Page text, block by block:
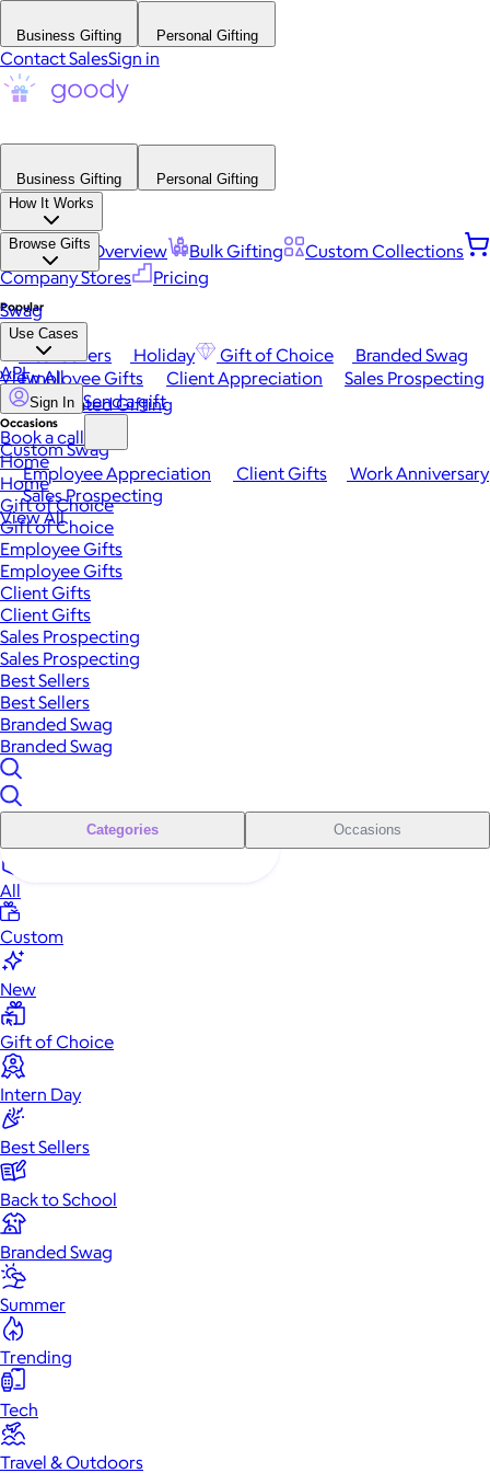
Business Gifting Personal Gifting
Contact SalesSign in
Business Gifting
Personal Gifting
How It Works
Platform Overview Bulk Gifting
Custom Collections
Company Stores
Pricing
Browse Gifts
Popular
Best Sellers Holiday Gift of Choice
Branded Swag
View All
Occasions
Employee Appreciation Client Gifts
Work Anniversary
Sales Prospecting
View All
Swag
Use Cases
Employee Gifts Client Appreciation
Sales Prospecting
Automated Gifting
Custom Swag
API
Sign In Send a gift
Book a call
Home
Home
Gift of Choice
Gift of Choice
Employee Gifts
Employee Gifts
Client Gifts
Client Gifts
Sales Prospecting
Sales Prospecting
Best Sellers
Best Sellers
Branded Swag
Branded Swag
Categories Occasions
All
Custom
New
Gift of Choice
Intern Day
Best Sellers
Back to School
Branded Swag
Summer
Trending
Tech
Travel & Outdoors